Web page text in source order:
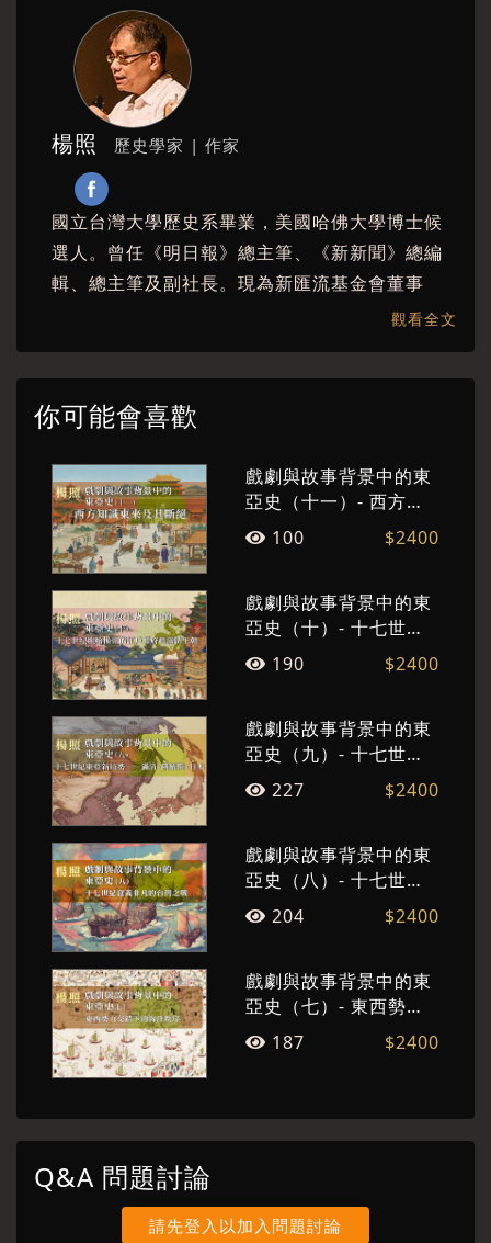
楊照 歷史學家 | 作家
國立台灣大學歷史系畢業，美國哈佛大學博士候
選人。曾任《明日報》總主筆、《新新聞》總編
輯、總主筆及副社長。現為新匯流基金會董事
長。已出版數十部文學創作及文化評論著作。擅
故事，洋溢人文精神，並流露其文學情懷。
觀看全文
你可能會喜歡
戲劇與故事背景中的東
亞史（十一）- 西方知
識東來及其斷絕
100 $2400
戲劇與故事背景中的東
亞史（十）- 十七世紀
脫胎換骨的江戶幕府與
滿清王朝
190 $2400
戲劇與故事背景中的東
亞史（九）- 十七世紀
東亞新局勢──滿清、俄
羅斯、日本
227 $2400
戲劇與故事背景中的東
亞史（八）- 十七世紀
意義非凡的台灣之戰
204 $2400
戲劇與故事背景中的東
亞史（七）- 東西勢力
交錯下的海洋秩序
187 $2400
Q&A 問題討論
請先登入以加入問題討論